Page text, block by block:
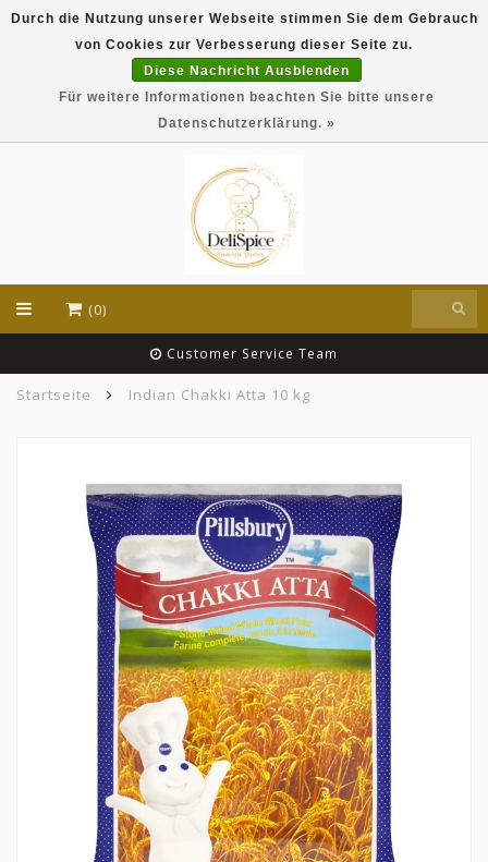
DeliSpice is your online Indian grocery shop with
exclusive brands like Daawat, Suhana, DeliSpice
and many more !!!
(0)
Customer Service Team
Startseite Indian Chakki Atta 10 kg
Durch die Nutzung unserer Webseite stimmen Sie dem Gebrauch
von Cookies zur Verbesserung dieser Seite zu.
Diese Nachricht Ausblenden
Für weitere Informationen beachten Sie bitte unsere
Datenschutzerklärung. »